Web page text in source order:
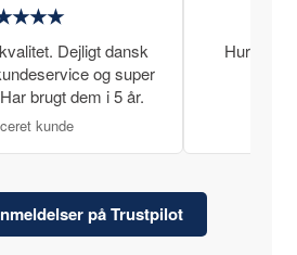
Dejligt dansk
og super
brugt dem i 5 år.
kunde
Hurtig
på Trustpilot